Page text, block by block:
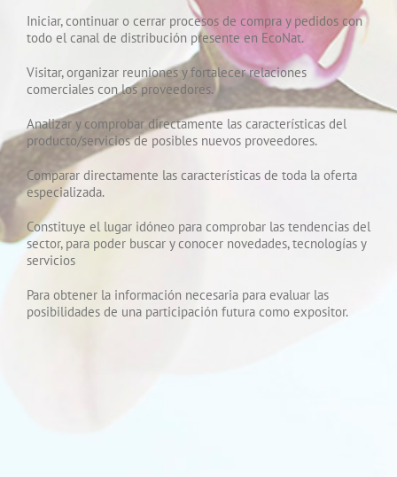
Iniciar, continuar o cerrar procesos de compra y pedidos con
todo el canal de distribución presente en EcoNat.
Visitar, organizar reuniones y fortalecer relaciones
comerciales con los proveedores.
Analizar y comprobar directamente las características del
producto/servicios de posibles nuevos proveedores.
Comparar directamente las características de toda la oferta
especializada.
Constituye el lugar idóneo para comprobar las tendencias del
sector, para poder buscar y conocer novedades, tecnologías y
servicios
Para obtener la información necesaria para evaluar las
posibilidades de una participación futura como expositor.